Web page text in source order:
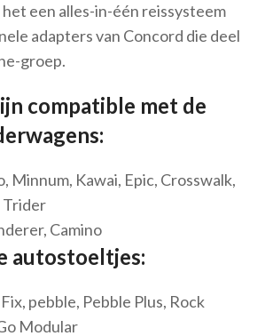
een alles-in-één reissysteem
adapters van Concord die deel
groep.
compatible met de
Minnum, Kawai, Epic, Crosswalk,
Trider
Camino
autostoeltjes:
pebble, Pebble Plus, Rock
Modular